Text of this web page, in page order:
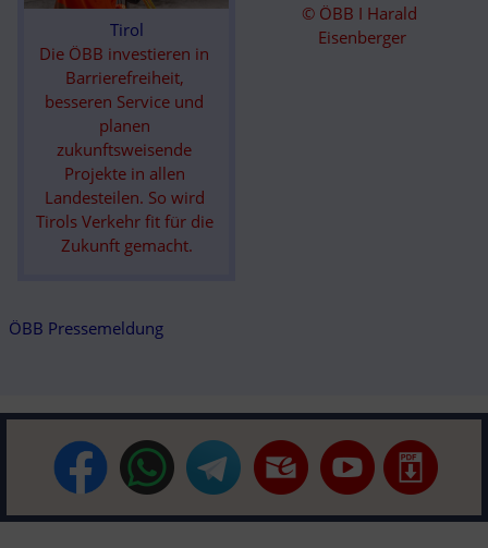
Tirol
Die ÖBB investieren in
Barrierefreiheit,
besseren Service und
planen
zukunftsweisende
Projekte in allen
Landesteilen. So wird
Tirols Verkehr fit für die
Zukunft gemacht.
© ÖBB I Harald
Eisenberger
ÖBB Pressemeldung